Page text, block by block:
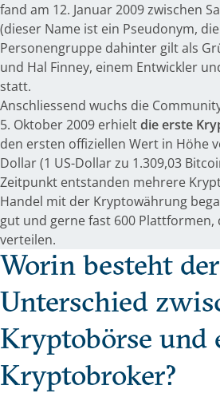
fand am 12. Januar 2009 zwischen
(dieser Name ist ein Pseudonym,
Personengruppe dahinter gilt als
und Hal Finney, einem Entwickler
statt.
Anschliessend wuchs die
5. Oktober 2009 erhieltdie erste
den ersten offiziellen Wert in Höhe
Dollar (1 US-Dollar zu 1.309,03
Zeitpunkt entstanden mehrere
Handel mit der Kryptowährung
gut und gerne fast 600 Plattformen,
verteilen.
Worin besteht der
Unterschied
Kryptobörse und
Kryptobroker?